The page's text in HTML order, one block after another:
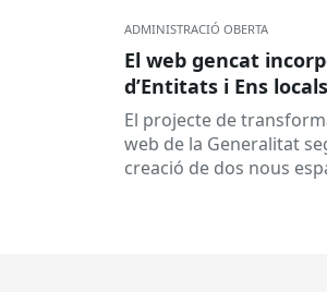
ADMINISTRACIÓ OBERTA
El web gencat
d’Entitats i Ens locals
El projecte de
web de la Generalitat
creació de dos nous